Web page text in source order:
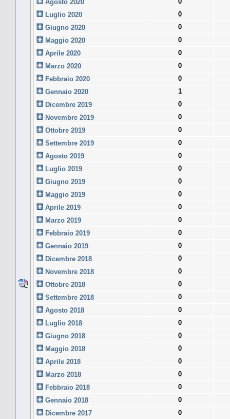
Agosto 2020
Luglio 2020
0
Giugno 2020
0
Maggio 2020
0
Aprile 2020
0
Marzo 2020
0
Febbraio 2020
0
Gennaio 2020
1
Dicembre 2019
0
Novembre 2019
0
Ottobre 2019
0
Settembre 2019
0
Agosto 2019
0
Luglio 2019
0
Giugno 2019
0
Maggio 2019
0
Aprile 2019
0
Marzo 2019
0
Febbraio 2019
0
Gennaio 2019
0
Dicembre 2018
0
Novembre 2018
0
Ottobre 2018
0
Settembre 2018
0
Agosto 2018
0
Luglio 2018
0
Giugno 2018
0
Maggio 2018
0
Aprile 2018
0
Marzo 2018
0
Febbraio 2018
0
Gennaio 2018
0
Dicembre 2017
0